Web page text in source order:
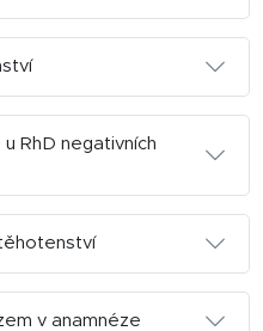
RhD negativních
v anamnéze